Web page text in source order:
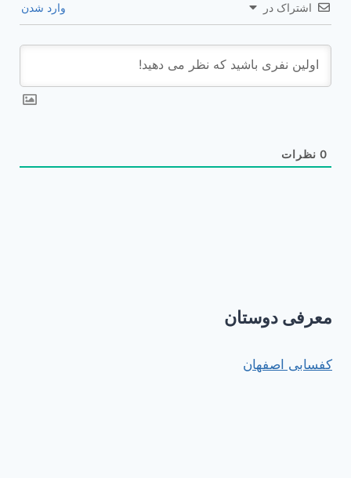
اشتراک در وارد شدن
0 نظرات
معرفی دوستان
کفسابی اصفهان